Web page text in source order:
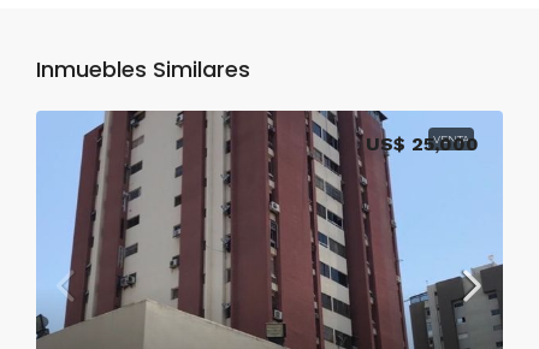
Inmuebles Similares
VENTA
US$ 25,000